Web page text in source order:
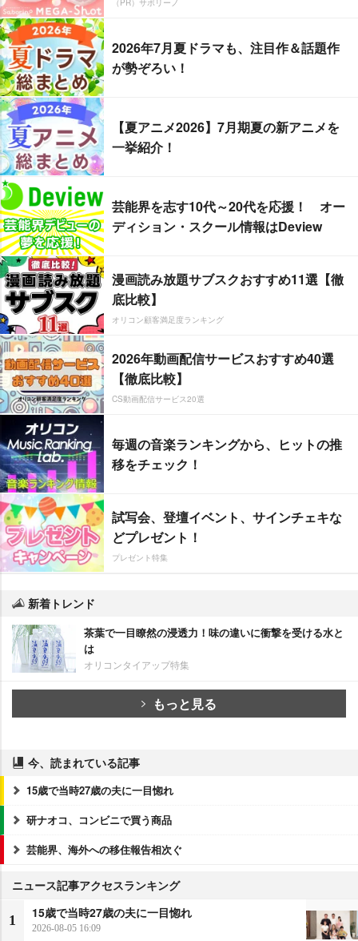
2026年7月夏ドラマも、注目作＆話題作
が勢ぞろい！
【夏アニメ2026】7月期夏の新アニメを
一挙紹介！
芸能界を志す10代～20代を応援！ オー
ディション・スクール情報はDeview
漫画読み放題サブスクおすすめ11選【徹
底比較】
オリコン顧客満足度ランキング
2026年動画配信サービスおすすめ40選
【徹底比較】
CS動画配信サービス20選
毎週の音楽ランキングから、ヒットの推
移をチェック！
試写会、登壇イベント、サインチェキな
どプレゼント！
プレゼント特集
新着トレンド
茶葉で一目瞭然の浸透力！味の違いに衝撃を受ける水と
は
オリコンタイアップ特集
もっと見る
今、読まれている記事
15歳で当時27歳の夫に一目惚れ
研ナオコ、コンビニで買う商品
芸能界、海外への移住報告相次ぐ
ニュース記事アクセスランキング
1
15歳で当時27歳の夫に一目惚れ
2026-08-05 16:09